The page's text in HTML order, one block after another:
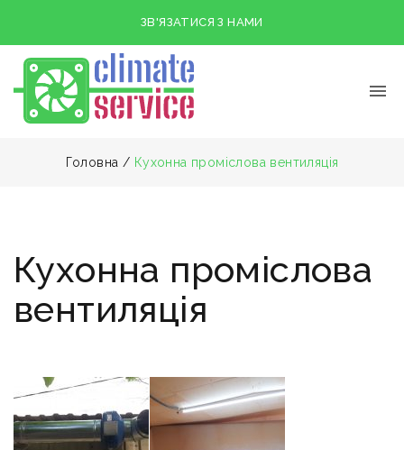
ЗВ'ЯЗАТИСЯ З НАМИ
Головна / Кухонна проміслова вентиляція
Кухонна проміслова
вентиляція